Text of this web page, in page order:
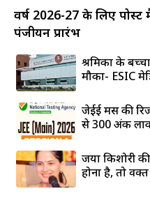
वर्ष 2026-27 के लिए पोस्ट
पंजीयन प्रारंभ
श्रमिकों के
मौका- ESIC
जेईई मेंस की
से 300 अंक
जया किशोरी
होना है, तो